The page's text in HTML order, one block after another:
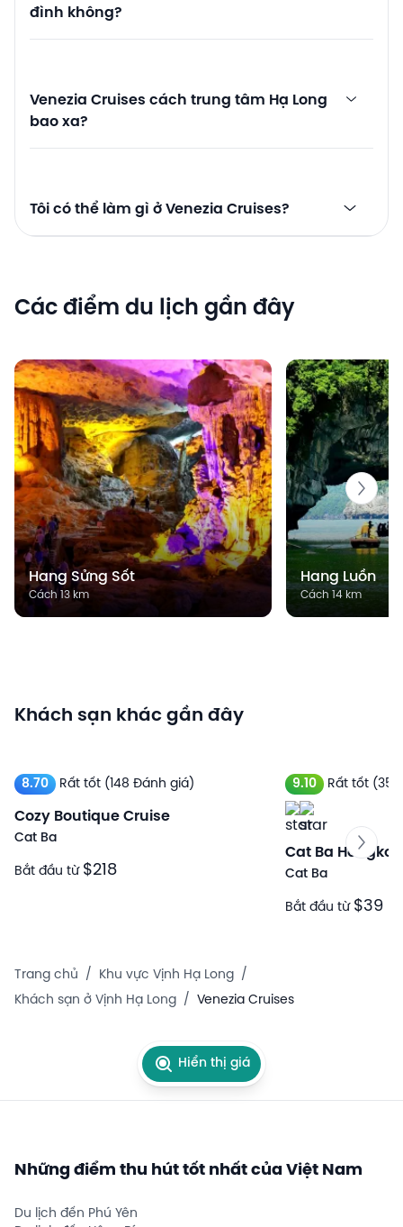
đình không?
Venezia Cruises cách trung tâm Hạ Long
bao xa?
Tôi có thể làm gì ở Venezia Cruises?
Các điểm du lịch gần đây
Hang Sửng Sốt
Cách 13 km
Hang Luồn
Cách 14 km
Khách sạn khác gần đây
8.70 Rất tốt (148 Đánh giá)
Cozy Boutique Cruise
Cat Ba
Bắt đầu từ $218
9.10 Rất tốt
Cat Ba
Cat Ba
Bắt đầu từ $39
Trang chủ / Khu vực Vịnh Hạ Long /
Khách sạn ở Vịnh Hạ Long / Venezia Cruises
Hiển thị giá
Những điểm thu hút tốt nhất của Việt Nam
Du lịch đến Phú Yên